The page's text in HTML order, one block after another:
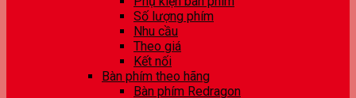
Số lượng phím
Nhu cầu
Theo giá
Kết nối
Bàn phím theo hãng
Bàn phím Redragon